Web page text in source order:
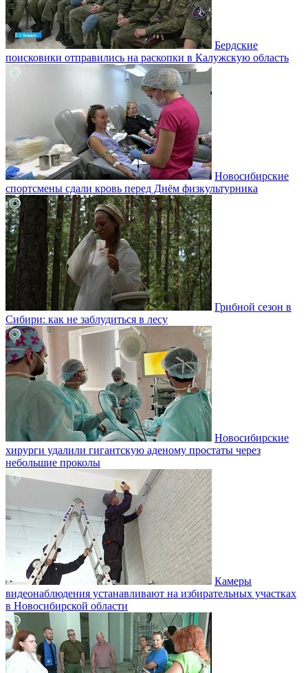
Бердские
поисковики отправились на раскопки в Калужскую область
Новосибирские
спортсмены сдали кровь перед Днём физкультурника
Грибной сезон в
Сибири: как не заблудиться в лесу
Новосибирские
хирурги удалили гигантскую аденому простаты через
небольшие проколы
Камеры
видеонаблюдения устанавливают на избирательных участках
в Новосибирской области